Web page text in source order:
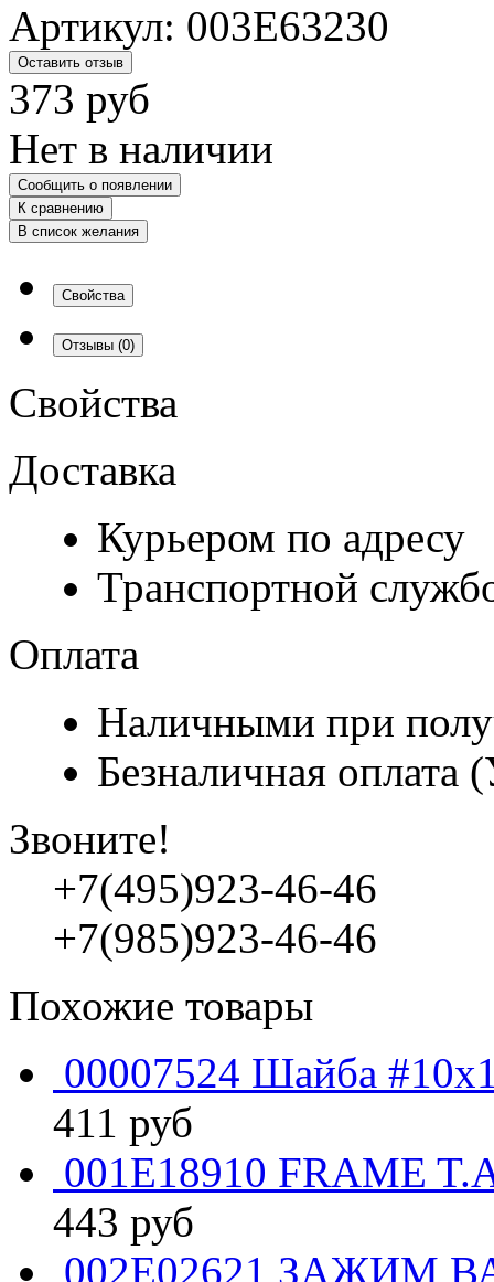
Артикул: 003E63230
Оставить отзыв
373 руб
Нет в наличии
Сообщить о появлении
К сравнению
В список желания
Свойства
Отзывы (0)
Свойства
Доставка
Курьером по адресу
Транспортной
Оплата
Наличными при
Безналичная
Звоните!
+7(495)923-46-46
+7(985)923-46-46
Похожие товары
00007524 Шайба
411 руб
001E18910 FRAME
443 руб
002E02621 ЗАЖИМ